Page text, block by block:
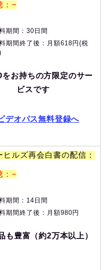
：−
期間：30日間
期間終了後：月額618円(税
お持ちの方限定のサー
ビスです
デオパス無料登録へ
ヒルズ再会白書の配信：
：−
期間：14日間
期間終了後：月額980円
も豊富（約2万本以上）